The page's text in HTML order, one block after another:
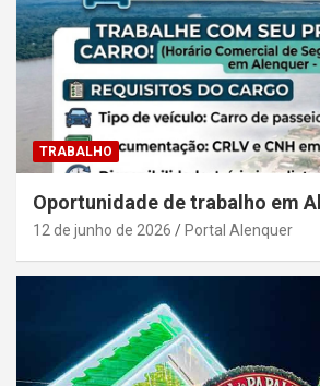
TRABALHO
Oportunidade de trabalho em
12 de junho de 2026 Portal Alenquer